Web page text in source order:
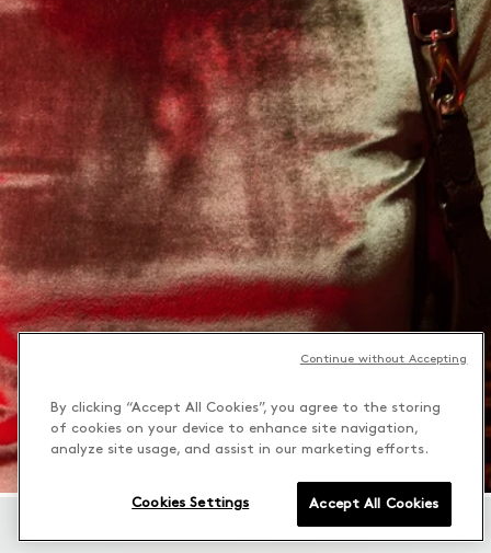
By clicking “Accept All Cookies”, you agree to the storing
of cookies on your device to enhance site navigation,
analyze site usage, and assist in our marketing efforts.
Accept All Cookies
Cookies Settings
Continue without Accepting